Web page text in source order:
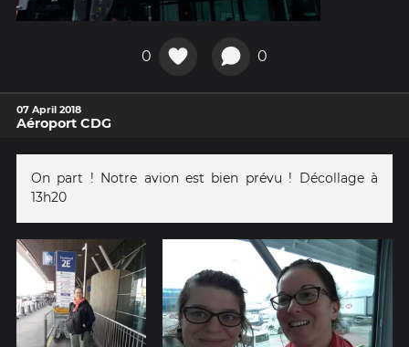
0 0
07 April 2018
Aéroport CDG
On part ! Notre avion est bien prévu ! Décollage à
13h20